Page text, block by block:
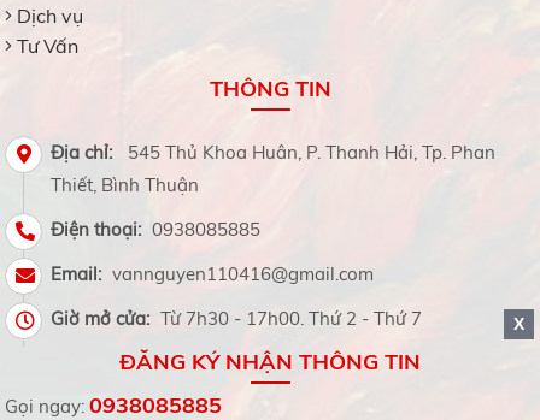
Dịch vụ
Tư Vấn
THÔNG TIN
Địa chỉ:
545 Thủ Khoa Huân, P. Thanh Hải, Tp. Phan
Thiết, Bình Thuận
Điện thoại: 0938085885
Email: vannguyen110416@gmail.com
Giờ mở cửa: Từ 7h30 - 17h00. Thứ 2 - Thứ 7
ĐĂNG KÝ NHẬN THÔNG TIN
Gọi ngay:0938085885
X